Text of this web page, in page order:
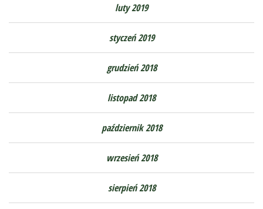
luty 2019
styczeń 2019
grudzień 2018
listopad 2018
październik 2018
wrzesień 2018
sierpień 2018